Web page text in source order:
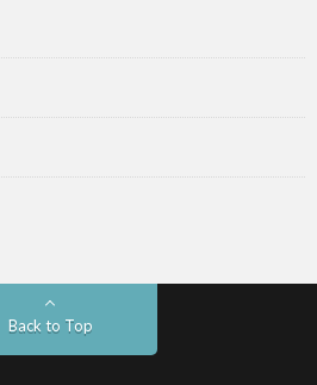
Back to Top